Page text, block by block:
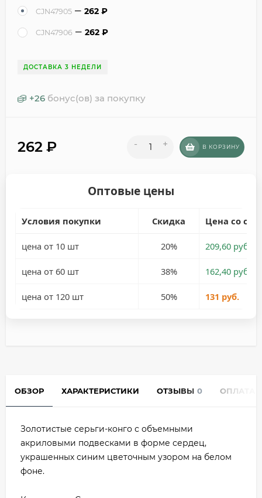
CJN47905 262 ₽
CJN47906 262 ₽
ДОСТАВКА 3 НЕДЕЛИ
+26 бонус(ов) за покупку
262 ₽ - + В КОРЗИНУ
Оптовые цены
Условия покупки Скидка Цена со
цена от 10 шт 20% 209,60 руб.
цена от 60 шт 38% 162,40 руб.
цена от 120 шт 50% 131 руб.
ОБЗОР ХАРАКТЕРИСТИКИ ОТЗЫВЫ 0 ОПЛАТА
Золотистые серьги-конго с объемными
акриловыми подвесками в форме сердец,
украшенных синим цветочным узором на белом
фоне.